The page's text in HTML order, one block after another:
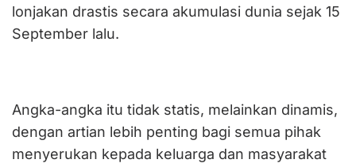
lonjakan drastis secara akumulasi dunia sejak 15
September lalu.
Angka-angka itu tidak statis, melainkan dinamis,
dengan artian lebih penting bagi semua pihak
menyerukan kepada keluarga dan masyarakat